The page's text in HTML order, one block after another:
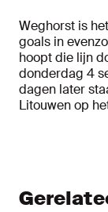
Weghorst is
goals in
hoopt die lijn
donderdag 4
dagen later
Litouwen op